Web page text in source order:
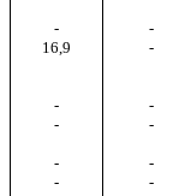
- -
16,9 -
- -
- -
- -
- -